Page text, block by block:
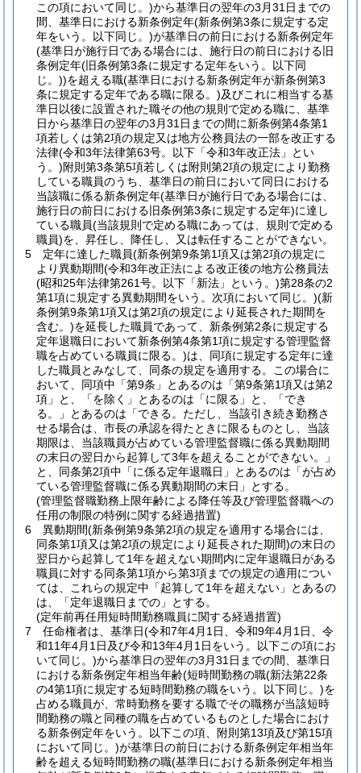
この項において同じ。)から基準日の翌年の3月31日までの
間、基準日における新条例定年(新条例第3条に規定する定
年をいう。以下同じ。)が基準日の前日における新条例定年
(基準日が施行日である場合には、施行日の前日における旧
条例定年(旧条例第3条に規定する定年をいう。以下同
じ。))を超える職(基準日における新条例定年が新条例第3
条に規定する定年である職に限る。)及びこれに相当する基
準日以後に設置された職その他の規則で定める職に、基準
日から基準日の翌年の3月31日までの間に新条例第4条第1
項若しくは第2項の規定又は地方公務員法の一部を改正する
法律(令和3年法律第63号。以下「令和3年改正法」とい
う。)附則第3条第5項若しくは附則第2項の規定により勤務
している職員のうち、基準日の前日において同日における
当該職に係る新条例定年(基準日が施行日である場合には、
施行日の前日における旧条例第3条に規定する定年)に達し
ている職員(当該規則で定める職にあっては、規則で定める
職員)を、昇任し、降任し、又は転任することができない。
5
定年に達した職員(新条例第9条第1項又は第2項の規定に
より異動期間(令和3年改正法による改正後の地方公務員法
(昭和25年法律第261号。以下「新法」という。)第28条の2
第1項に規定する異動期間をいう。次項において同じ。)(新
条例第9条第1項又は第2項の規定により延長された期間を
含む。)を延長した職員であって、新条例第2条に規定する
定年退職日において新条例第4条第1項に規定する管理監督
職を占めている職員に限る。)は、同項に規定する定年に達
した職員とみなして、同条の規定を適用する。
この場合に
おいて、同項中「第9条」とあるのは「第9条第1項又は第2
項」と、「を除く」とあるのは「に限る」と、「でき
る。」とあるのは「できる。ただし、当該引き続き勤務さ
せる場合は、市長の承認を得たときに限るものとし、当該
期限は、当該職員が占めている管理監督職に係る異動期間
の末日の翌日から起算して3年を超えることができない。」
と、同条第2項中「に係る定年退職日」とあるのは「が占め
ている管理監督職に係る異動期間の末日」とする。
(管理監督職勤務上限年齢による降任等及び管理監督職への
任用の制限の特例に関する経過措置)
6
異動期間(新条例第9条第2項の規定を適用する場合には、
同条第1項又は第2項の規定により延長された期間)の末日の
翌日から起算して1年を超えない期間内に定年退職日がある
職員に対する同条第1項から第3項までの規定の適用につい
ては、これらの規定中「起算して1年を超えない」とあるの
は、「定年退職日までの」とする。
(定年前再任用短時間勤務職員に関する経過措置)
7
任命権者は、基準日(令和7年4月1日、令和9年4月1日、令
和11年4月1日及び令和13年4月1日をいう。以下この項にお
いて同じ。)から基準日の翌年の3月31日までの間、基準日
における新条例定年相当年齢(短時間勤務の職(新法第22条
の4第1項に規定する短時間勤務の職をいう。以下同じ。)を
占める職員が、常時勤務を要する職でその職務が当該短時
間勤務の職と同種の職を占めているものとした場合におけ
る新条例定年をいう。以下この項、附則第13項及び第15項
において同じ。)が基準日の前日における新条例定年相当年
齢を超える短時間勤務の職(基準日における新条例定年相当